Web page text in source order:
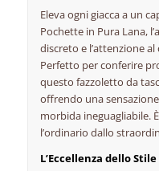
Eleva ogni giacca a un
Pochette in Pura Lana,
discreto e l’attenzione
Perfetto per conferire
questo fazzoletto da
offrendo una
morbida ineguagliabile.
l’ordinario dallo
L’Eccellenza dello